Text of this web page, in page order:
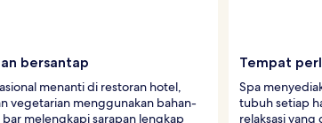
bersantap
menanti di restoran hotel,
vegetarian menggunakan bahan-
bar melengkapi sarapan lengkap
Tempat
Spa
tubuh setiap
relaksasi yang